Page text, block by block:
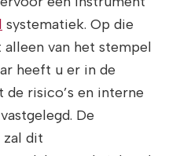
systematiek. Op die
van het stempel
heeft u er in de
risico’s en interne
De
dit